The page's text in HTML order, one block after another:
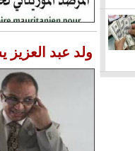
ولد عبد العزيز